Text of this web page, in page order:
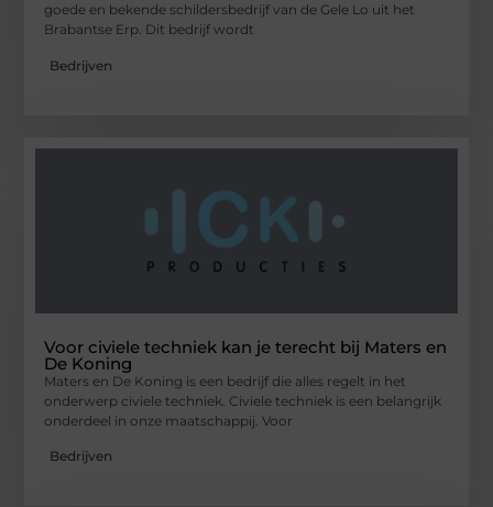
goede en bekende schildersbedrijf van de Gele Lo uit het
Brabantse Erp. Dit bedrijf wordt
Bedrijven
Voor civiele techniek kan je terecht bij Maters en
De Koning
Maters en De Koning is een bedrijf die alles regelt in het
onderwerp civiele techniek. Civiele techniek is een belangrijk
onderdeel in onze maatschappij. Voor
Bedrijven